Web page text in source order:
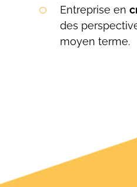
Entreprise en
des
moyen terme.